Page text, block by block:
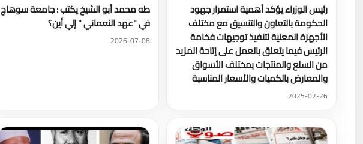
رئيس الوزراء يؤكد أهمية استمرار جهود
الحكومة بالتعاون والتنسيق مع مختلف
الأجهزة المعنية لتنفيذ توجيهات فخامة
الرئيس فيما يتعلق بالعمل على إتاحة المزيد
من السلع والمنتجات بمختلف الأسواق
والمعارض بالكميات والأسعار المناسبة
2025-02-26
طه محمد أبو الشيخ يكتب : جامعة سوهاج
في "عهد النعماني " إلي أين؟
2026-07-08